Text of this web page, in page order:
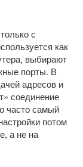
с
как
выбирают
порты. В
адресов и
соединение
часто самый
потом
а не на